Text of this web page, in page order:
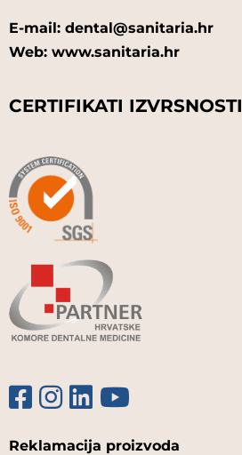
E-mail: dental@sanitaria.hr
Web: www.sanitaria.hr
CERTIFIKATI IZVRSNOSTI
Reklamacija proizvoda